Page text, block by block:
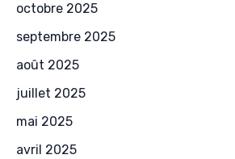
octobre 2025
septembre 2025
août 2025
juillet 2025
mai 2025
avril 2025